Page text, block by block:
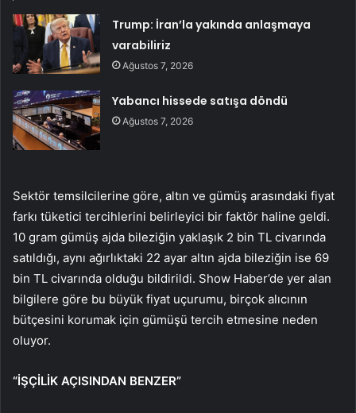
Trump: İran’la yakında anlaşmaya
varabiliriz
Ağustos 7, 2026
Yabancı hissede satışa döndü
Ağustos 7, 2026
Sektör temsilcilerine göre, altın ve gümüş arasındaki fiyat
farkı tüketici tercihlerini belirleyici bir faktör haline geldi.
10 gram gümüş ajda bileziğin yaklaşık 2 bin TL civarında
satıldığı, aynı ağırlıktaki 22 ayar altın ajda bileziğin ise 69
bin TL civarında olduğu bildirildi. Show Haber’de yer alan
bilgilere göre bu büyük fiyat uçurumu, birçok alıcının
bütçesini korumak için gümüşü tercih etmesine neden
oluyor.
“İŞÇİLİK AÇISINDAN BENZER”